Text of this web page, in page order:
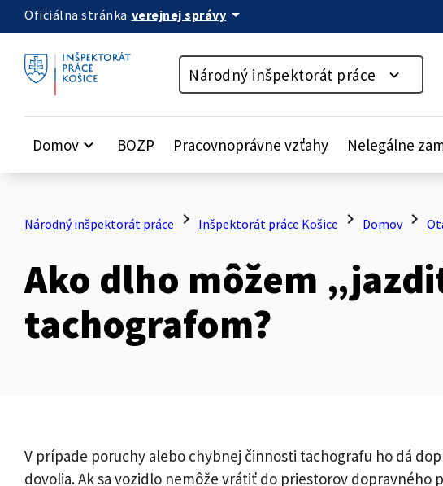
Preskočiť na obsah
Oficiálna stránka verejnej správy arrow_drop_down
Národný inšpektorát práce
Domov keyboard_arrow_down BOZP Pracovnoprávne vzťahy Nelegálne
Národný inšpektorát práce chevron_right Inšpektorát práce Košice chevron_right Domov chevron_right
Ako dlho môžem
tachografom?
V prípade poruchy alebo chybnej činnosti tachografu ho dá
dovolia. Ak sa vozidlo nemôže vrátiť do priestorov